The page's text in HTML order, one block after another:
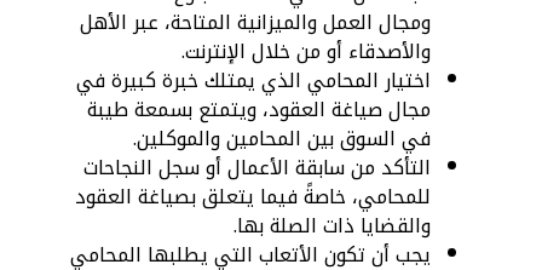
ومجال العمل والميزانية المتاحة، عبر الأهل
والأصدقاء أو من خلال الإنترنت.
اختيار المحامي الذي يمتلك خبرة كبيرة في
مجال صياغة العقود، ويتمتع بسمعة طيبة
في السوق بين المحامين والموكلين.
التأكد من سابقة الأعمال أو سجل النجاحات
للمحامي، خاصةً فيما يتعلق بصياغة العقود
والقضايا ذات الصلة بها.
يجب أن تكون الأتعاب التي يطلبها المحامي